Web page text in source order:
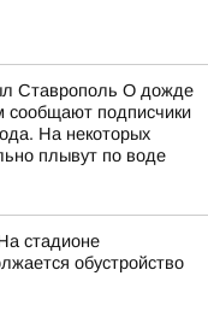
Ставрополь О дожде
сообщают подписчики
На некоторых
плывут по воде
стадионе
обустройство